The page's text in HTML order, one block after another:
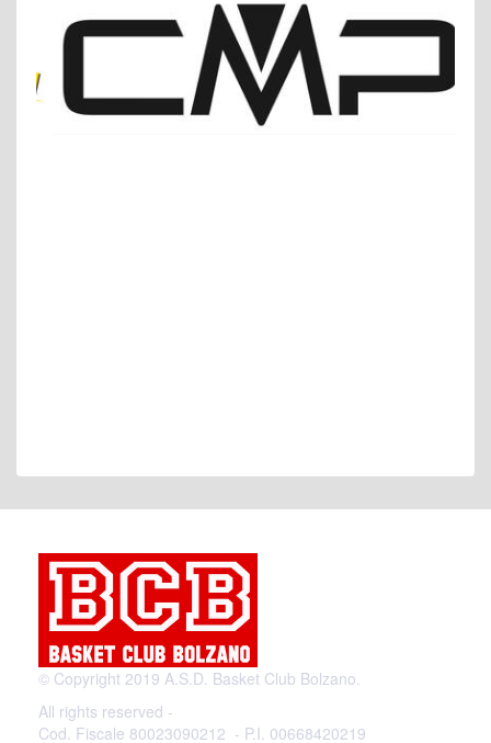
© Copyright 2019 A.S.D. Basket Club Bolzano.
All rights reserved -
Cod. Fiscale 80023090212 - P.I. 00668420219